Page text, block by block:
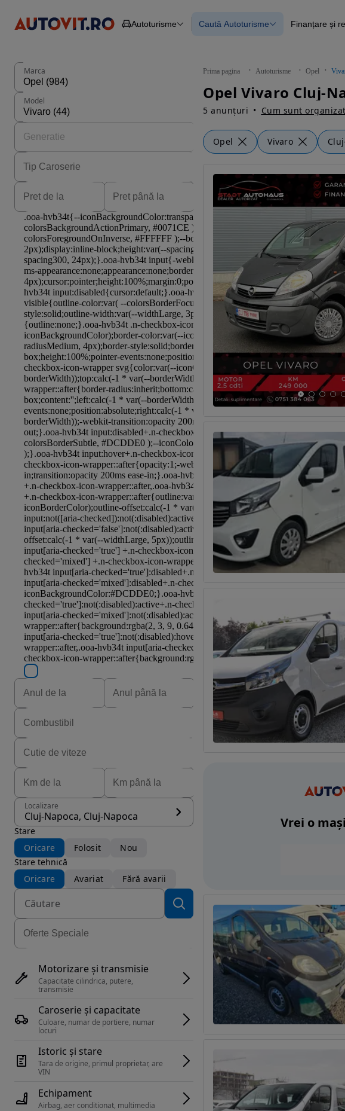
Autoturisme
Autoturisme
Mașini electrice
Mașini cu detalii verificate
Caută Autoturisme
Blog
Finanțare și
Prima pagina Autoturisme Opel
Opel Vivaro Cluj-
5 anunțuri Cum sunt
Opel Vivaro
Marca
Model
Localizare
Cluj-Napoca, Cluj-Napoca
Stare
Oricare
Folosit
Nou
Stare tehnică
Oricare
Avariat Fără avarii
Motorizare și transmisie
Capacitate cilindrica, putere,
transmisie
Caroserie și capacitate
Culoare, numar de portiere, numar
locuri
Istoric și stare
Tara de origine, primul proprietar, are
Echipament
Airbag, aer conditionat, multimedia
Vrei o